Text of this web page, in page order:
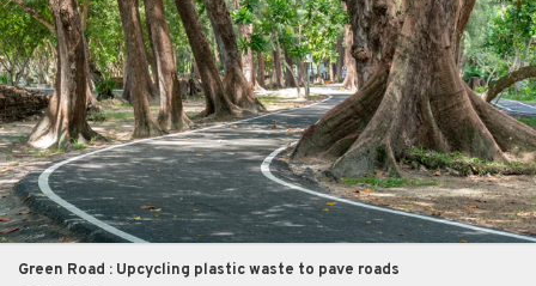
Green Road : Upcycling plastic waste to pave roads